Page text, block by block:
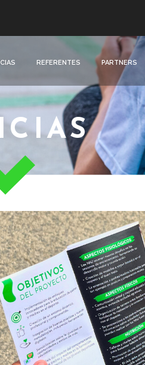
REFERENTES PARTNERS